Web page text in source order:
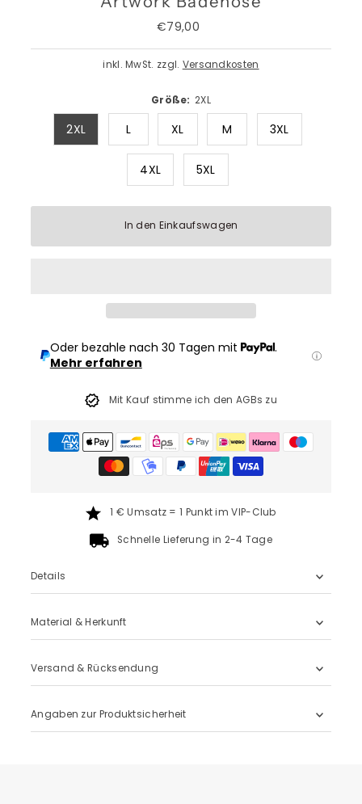
Regulärer
€79,00
inkl. MwSt. zzgl. Versandkosten
Größe: 2XL
2XL L XL M 3XL
4XL 5XL
In den Einkaufswagen
Oder bezahle nach 30 Tagen mit
.
Mehr erfahren
Mit Kauf stimme ich den AGBs zu
1 € Umsatz = 1 Punkt im VIP-Club
Schnelle Lieferung in 2-4 Tage
Details
Material & Herkunft
Versand & Rücksendung
Angaben zur Produktsicherheit